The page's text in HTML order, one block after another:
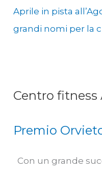
Aprile in pista
grandi nomi per la
Centro fitness
Premio
dell’anno
Con un grande